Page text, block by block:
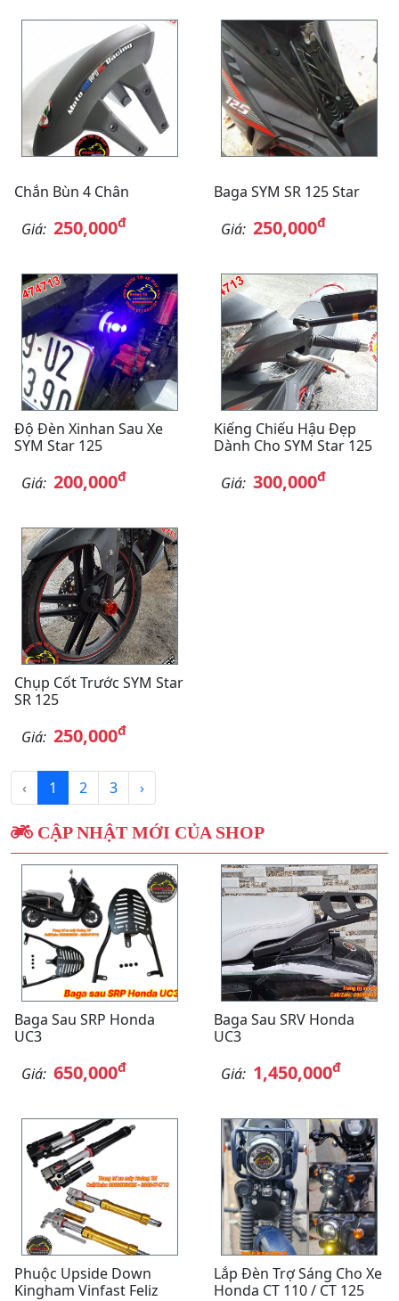
Chắn Bùn 4 Chân
Giá: 250,000đ
Baga SYM SR 125 Star
Giá: 250,000đ
Độ Đèn Xinhan Sau Xe
SYM Star 125
Giá: 200,000đ
Kiếng Chiếu Hậu Đẹp
Dành Cho SYM Star 125
Giá: 300,000đ
Chụp Cốt Trước SYM Star
SR 125
Giá: 250,000đ
‹ 1 2 3 ›
CẬP NHẬT MỚI CỦA SHOP
Baga Sau SRP Honda
UC3
Giá: 650,000đ
Baga Sau SRV Honda
UC3
Giá: 1,450,000đ
Phuộc Upside Down
Kingham Vinfast Feliz
Lắp Đèn Trợ Sáng Cho Xe
Honda CT 110 / CT 125